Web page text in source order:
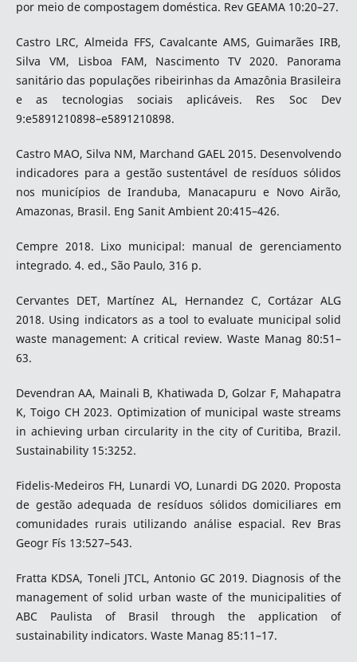
por meio de compostagem doméstica. Rev GEAMA 10:20–27.
Castro LRC, Almeida FFS, Cavalcante AMS, Guimarães IRB,
Silva VM, Lisboa FAM, Nascimento TV 2020. Panorama
sanitário das populações ribeirinhas da Amazônia Brasileira
e as tecnologias sociais aplicáveis. Res Soc Dev
9:e5891210898–e5891210898.
Castro MAO, Silva NM, Marchand GAEL 2015. Desenvolvendo
indicadores para a gestão sustentável de resíduos sólidos
nos municípios de Iranduba, Manacapuru e Novo Airão,
Amazonas, Brasil. Eng Sanit Ambient 20:415–426.
Cempre 2018. Lixo municipal: manual de gerenciamento
integrado. 4. ed., São Paulo, 316 p.
Cervantes DET, Martínez AL, Hernandez C, Cortázar ALG
2018. Using indicators as a tool to evaluate municipal solid
waste management: A critical review. Waste Manag 80:51–
63.
Devendran AA, Mainali B, Khatiwada D, Golzar F, Mahapatra
K, Toigo CH 2023. Optimization of municipal waste streams
in achieving urban circularity in the city of Curitiba, Brazil.
Sustainability 15:3252.
Fidelis-Medeiros FH, Lunardi VO, Lunardi DG 2020. Proposta
de gestão adequada de resíduos sólidos domiciliares em
comunidades rurais utilizando análise espacial. Rev Bras
Geogr Fís 13:527–543.
Fratta KDSA, Toneli JTCL, Antonio GC 2019. Diagnosis of the
management of solid urban waste of the municipalities of
ABC Paulista of Brasil through the application of
sustainability indicators. Waste Manag 85:11–17.